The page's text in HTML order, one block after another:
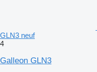
GLN3 neuf
4
Galleon GLN3